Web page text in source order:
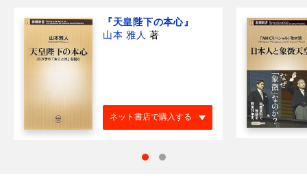
『天皇陛下の本心』
山本 雅人 著
ネット書店で購入する